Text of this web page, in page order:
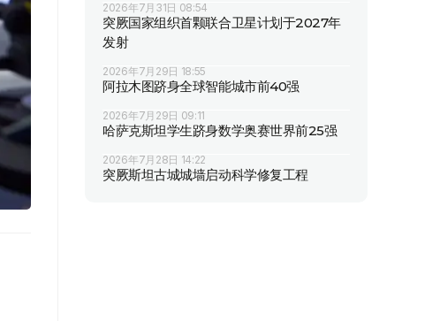
2026年7月31日 08:54
突厥国家组织首颗联合卫星计划于2027年
发射
2026年7月29日 18:55
阿拉木图跻身全球智能城市前40强
2026年7月29日 09:11
哈萨克斯坦学生跻身数学奥赛世界前25强
2026年7月28日 14:22
突厥斯坦古城城墙启动科学修复工程